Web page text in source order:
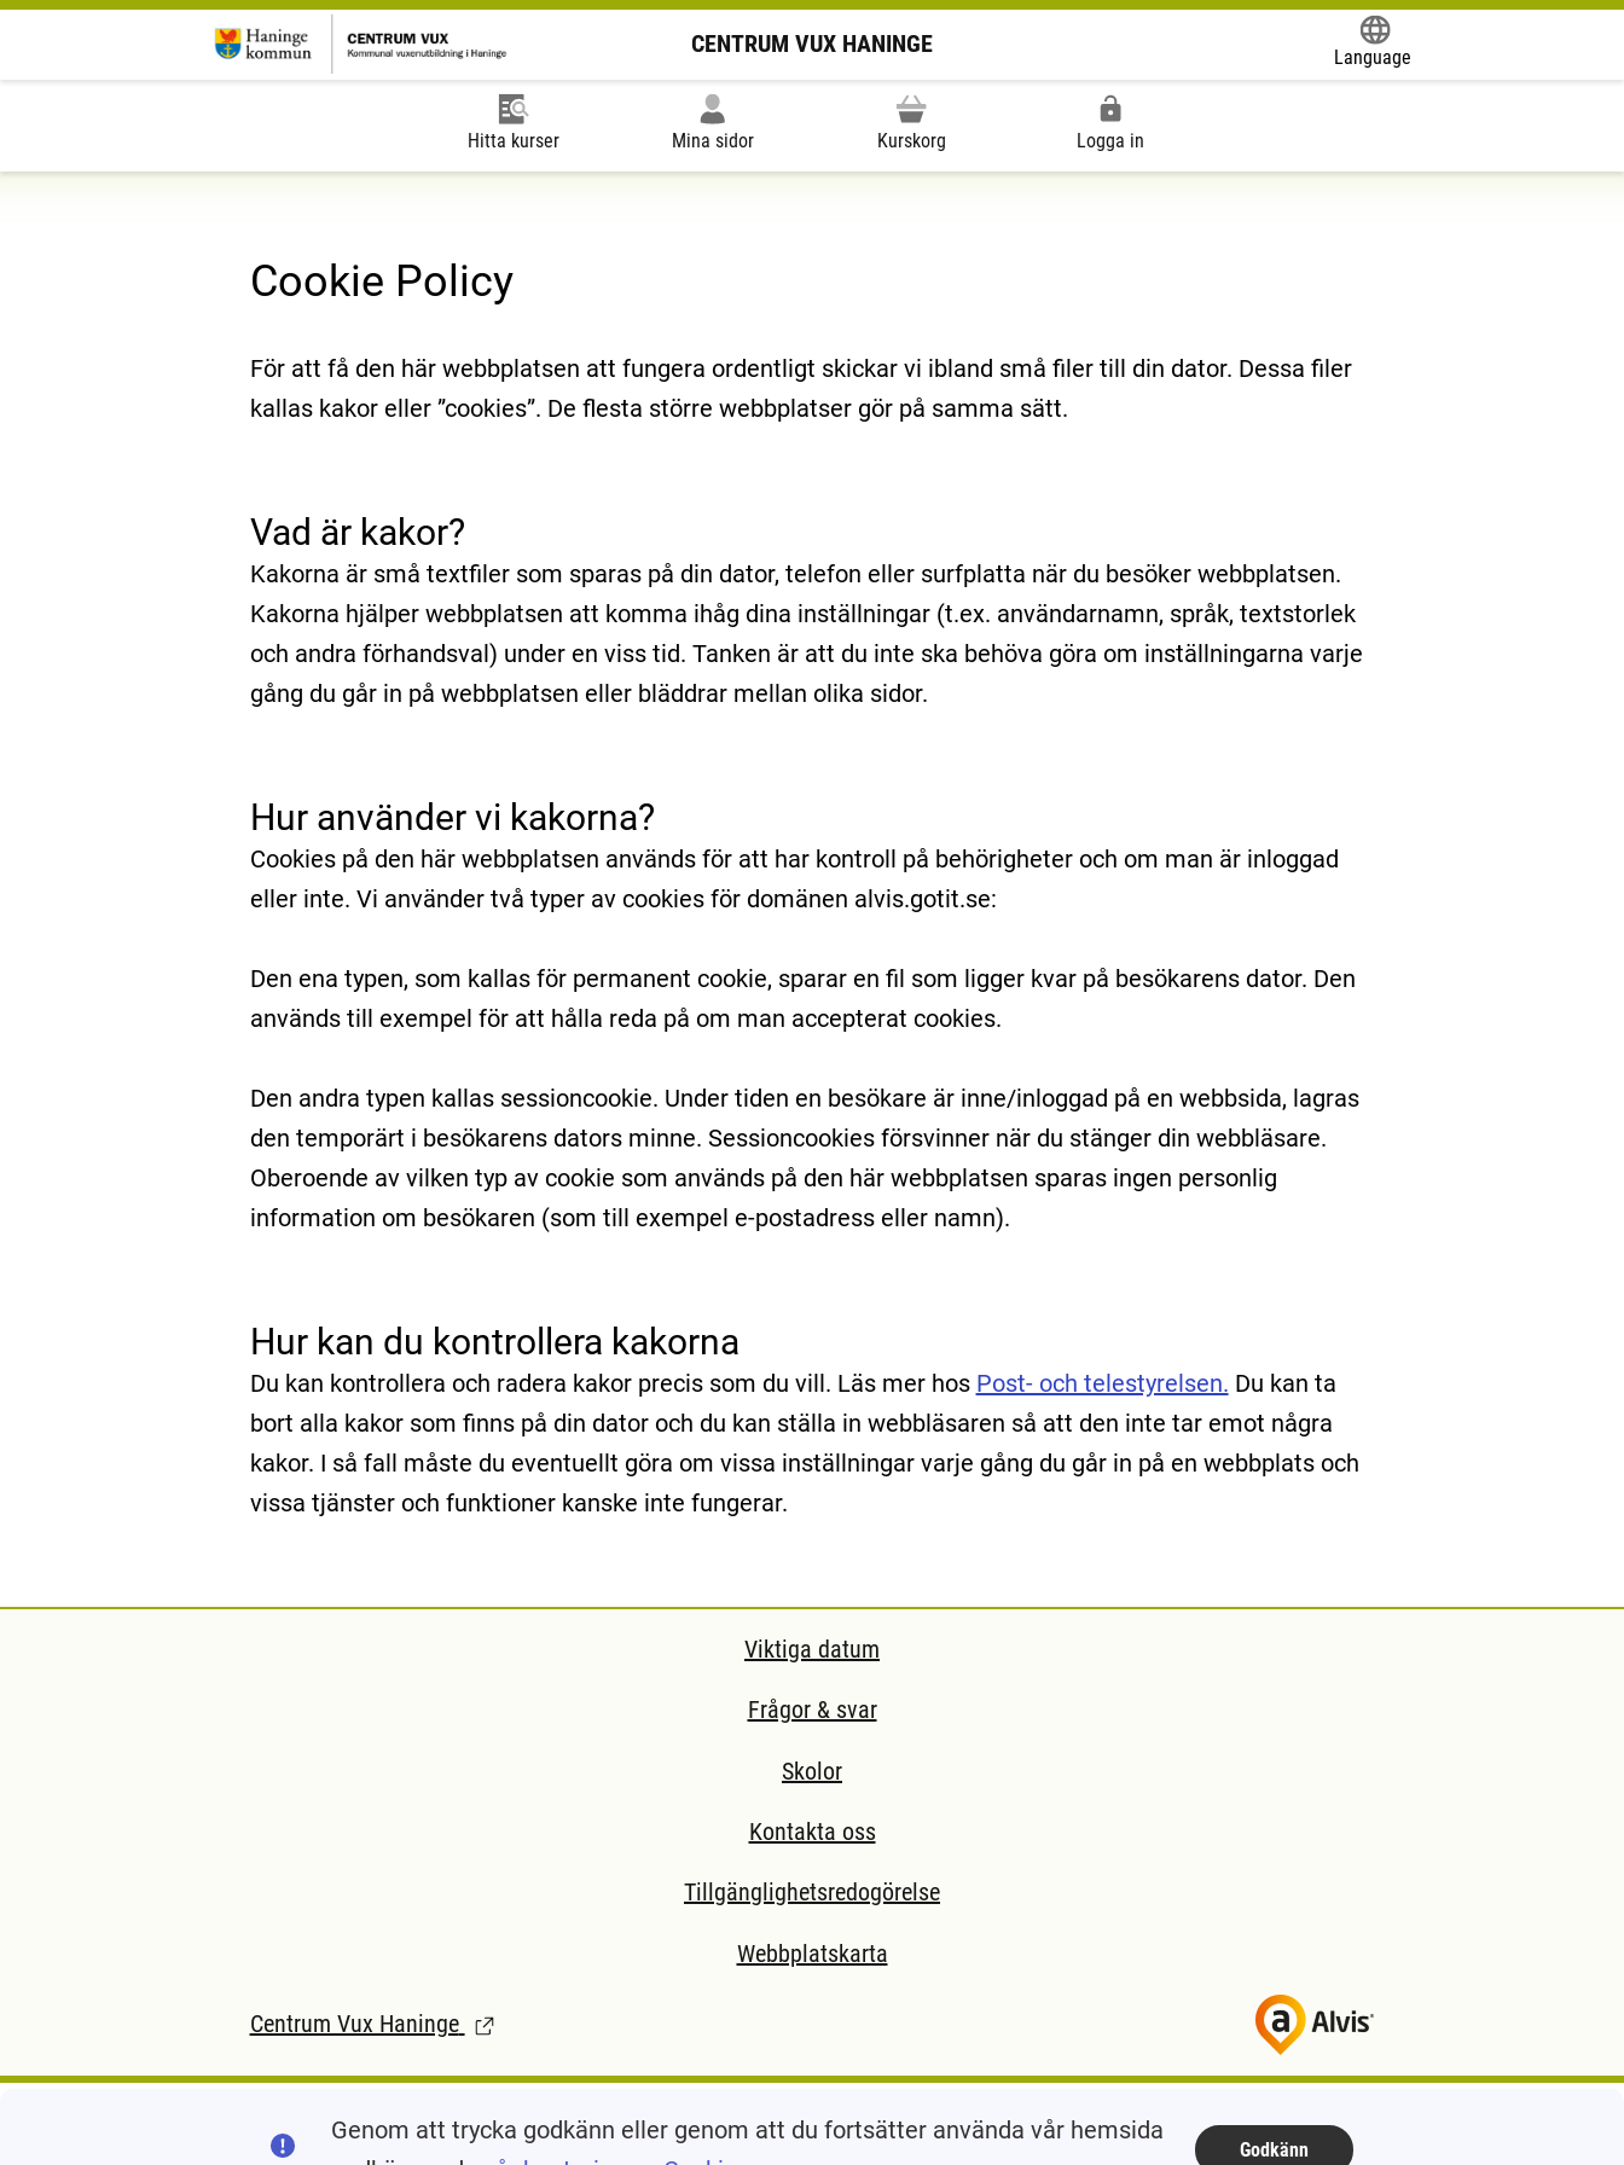
CENTRUM VUX HANINGE
Language
Hitta kurser Mina sidor Kurskorg Logga in
Cookie Policy
För att få den här webbplatsen att fungera ordentligt skickar vi ibland små filer till din dator. Dessa filer
kallas kakor eller ”cookies”. De flesta större webbplatser gör på samma sätt.
Vad är kakor?
Kakorna är små textfiler som sparas på din dator, telefon eller surfplatta när du besöker webbplatsen.
Kakorna hjälper webbplatsen att komma ihåg dina inställningar (t.ex. användarnamn, språk, textstorlek
och andra förhandsval) under en viss tid. Tanken är att du inte ska behöva göra om inställningarna varje
gång du går in på webbplatsen eller bläddrar mellan olika sidor.
Hur använder vi kakorna?
Cookies på den här webbplatsen används för att har kontroll på behörigheter och om man är inloggad
eller inte. Vi använder två typer av cookies för domänen alvis.gotit.se:
Den ena typen, som kallas för permanent cookie, sparar en fil som ligger kvar på besökarens dator. Den
används till exempel för att hålla reda på om man accepterat cookies.
Den andra typen kallas sessioncookie. Under tiden en besökare är inne/inloggad på en webbsida, lagras
den temporärt i besökarens dators minne. Sessioncookies försvinner när du stänger din webbläsare.
Oberoende av vilken typ av cookie som används på den här webbplatsen sparas ingen personlig
information om besökaren (som till exempel e-postadress eller namn).
Hur kan du kontrollera kakorna
Du kan kontrollera och radera kakor precis som du vill. Läs mer hos Post- och telestyrelsen. Du kan ta
bort alla kakor som finns på din dator och du kan ställa in webbläsaren så att den inte tar emot några
kakor. I så fall måste du eventuellt göra om vissa inställningar varje gång du går in på en webbplats och
vissa tjänster och funktioner kanske inte fungerar.
Viktiga datum
Frågor & svar
Skolor
Kontakta oss
Tillgänglighetsredogörelse
Webbplatskarta
Centrum Vux Haninge (Länk till extern sida.)
Genom att trycka godkänn eller genom att du fortsätter använda vår hemsida
Godkänn